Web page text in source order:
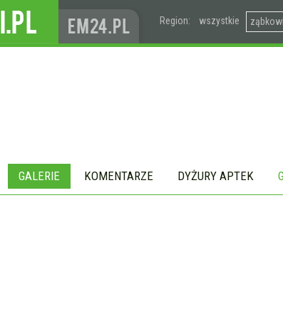
Region: wszystkie
GALERIE KOMENTARZE DYŻURY APTEK